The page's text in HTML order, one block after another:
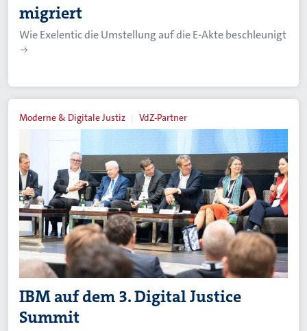
migriert
Wie Exelentic die Umstellung auf die E-Akte beschleunigt
Moderne & Digitale Justiz VdZ-Partner
IBM auf dem 3. Digital Justice
Summit